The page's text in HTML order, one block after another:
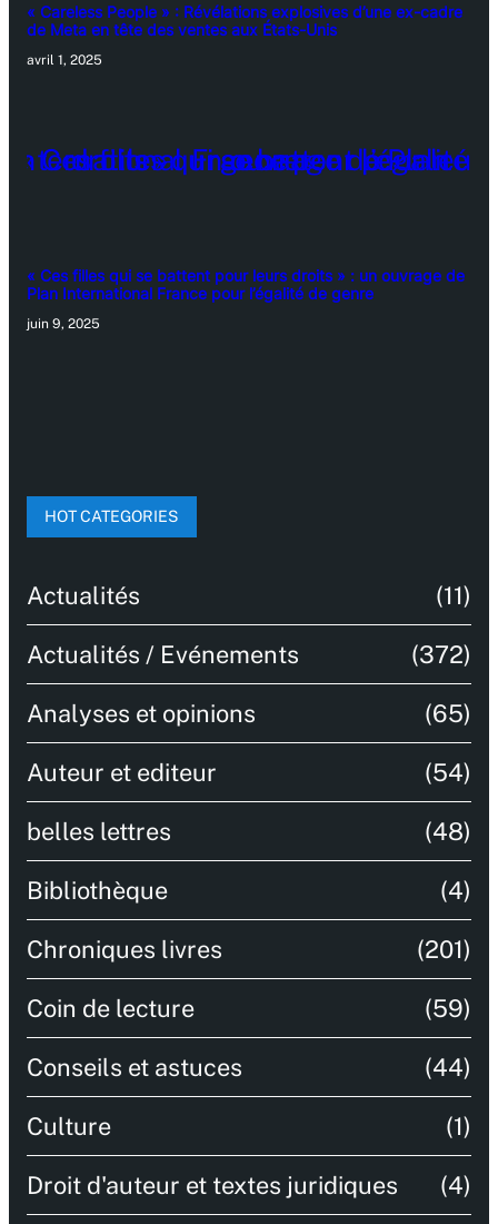
« Careless People » : Révélations explosives d’une ex-cadre
de Meta en tête des ventes aux États-Unis
avril 1, 2025
« Ces filles qui se battent pour leurs droits » : un ouvrage de
Plan International France pour l’égalité de genre
juin 9, 2025
HOT CATEGORIES
Actualités (11)
Actualités / Evénements (372)
Analyses et opinions (65)
Auteur et editeur (54)
belles lettres (48)
Bibliothèque (4)
Chroniques livres (201)
Coin de lecture (59)
Conseils et astuces (44)
Culture (1)
Droit d'auteur et textes juridiques (4)